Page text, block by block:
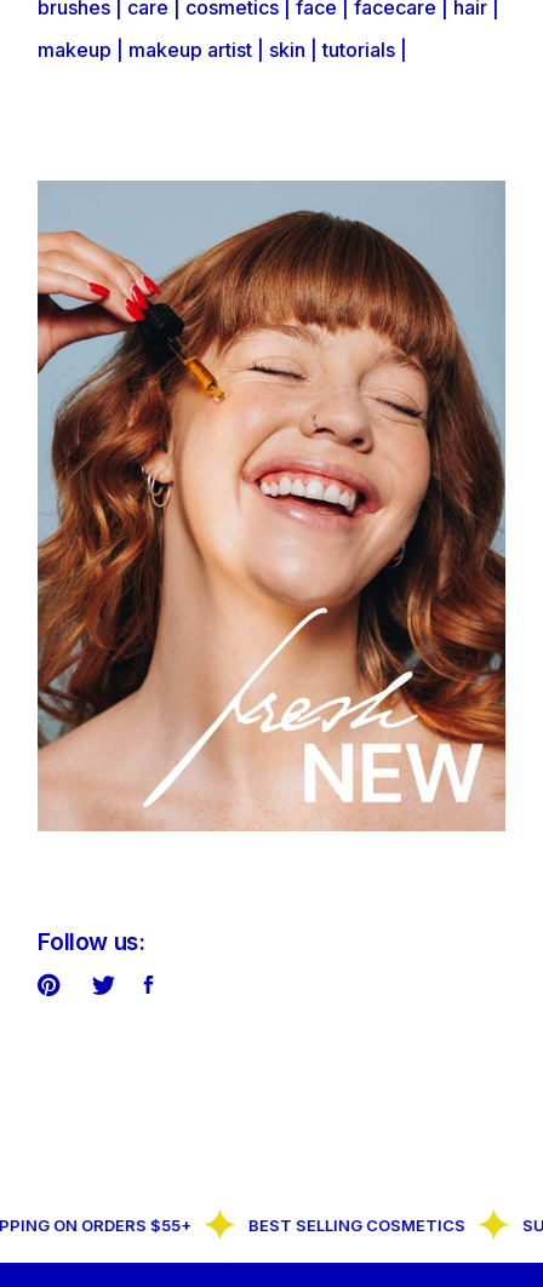
brushes
care cosmetics face facecare
hair
makeup
makeup artist skin tutorials
Follow us:
ON ORDERS $55+ BEST SELLING COSMETICS